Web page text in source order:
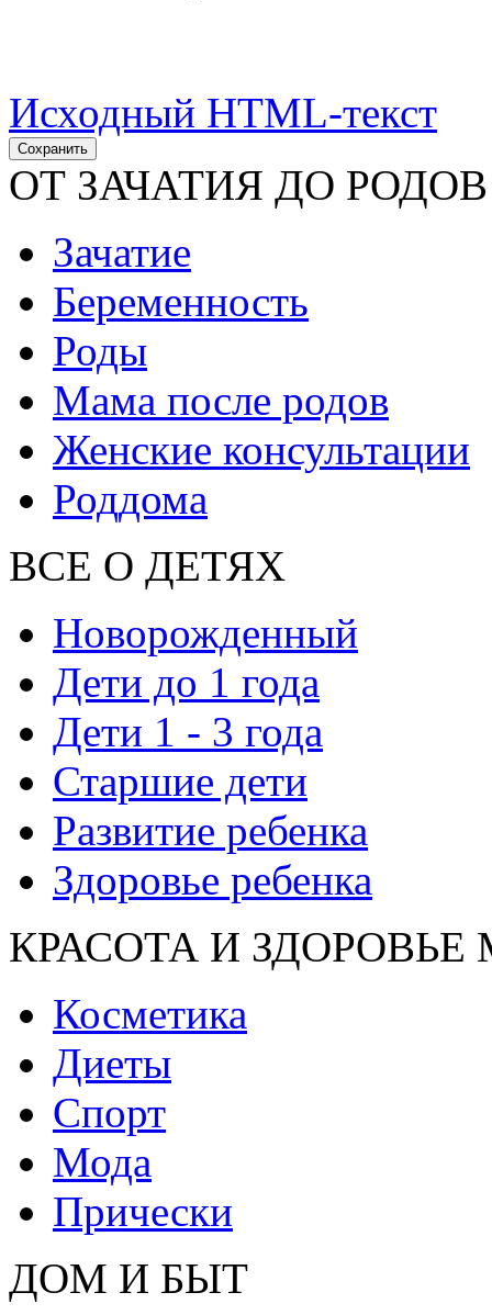
Исходный HTML-текст
ОТ ЗАЧАТИЯ ДО РОДОВ
Зачатие
Беременность
Роды
Мама после родов
Женские консультации
Роддома
ВСЕ О ДЕТЯХ
Новорожденный
Дети до 1 года
Дети 1 - 3 года
Старшие дети
Развитие ребенка
Здоровье ребенка
КРАСОТА И
Косметика
Диеты
Спорт
Мода
Прически
ДОМ И БЫТ